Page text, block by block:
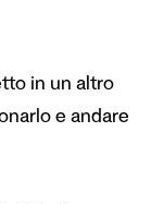
in un altro
e andare